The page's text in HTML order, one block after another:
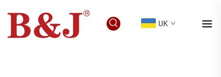
UK